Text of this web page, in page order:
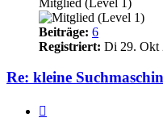
Beiträge: 6
Registriert: Di 29. Okt
Re: kleine